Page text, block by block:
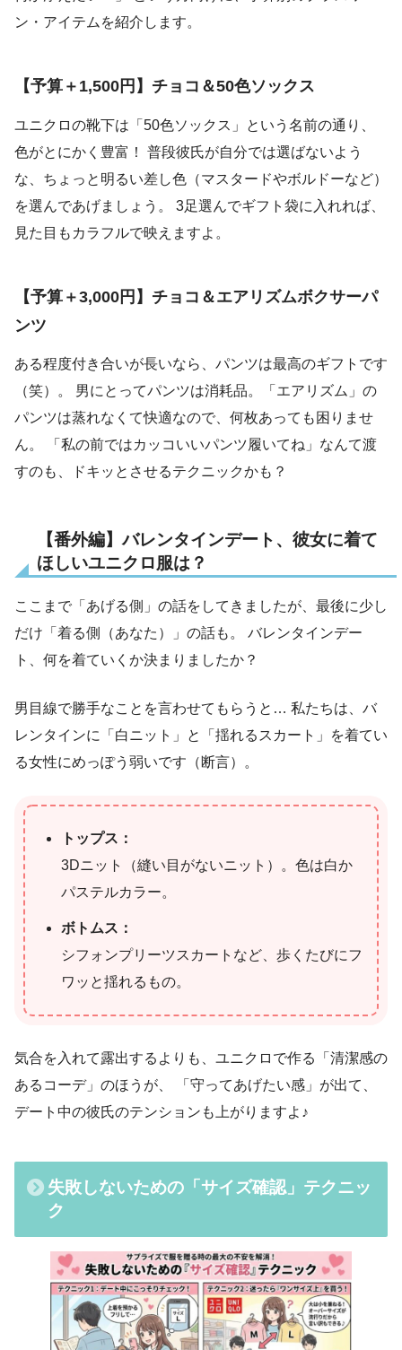
ン・アイテムを紹介します。
【予算＋1,500円】チョコ＆50色ソックス
ユニクロの靴下は「50色ソックス」という名前の通り、
色がとにかく豊富！ 普段彼氏が自分では選ばないよう
な、ちょっと明るい差し色（マスタードやボルドーなど）
を選んであげましょう。 3足選んでギフト袋に入れれば、
見た目もカラフルで映えますよ。
【予算＋3,000円】チョコ＆エアリズムボクサーパ
ンツ
ある程度付き合いが長いなら、パンツは最高のギフトです
（笑）。 男にとってパンツは消耗品。「エアリズム」の
パンツは蒸れなくて快適なので、何枚あっても困りませ
ん。 「私の前ではカッコいいパンツ履いてね」なんて渡
すのも、ドキッとさせるテクニックかも？
【番外編】バレンタインデート、彼女に着て
ほしいユニクロ服は？
ここまで「あげる側」の話をしてきましたが、最後に少し
だけ「着る側（あなた）」の話も。 バレンタインデー
ト、何を着ていくか決まりましたか？
男目線で勝手なことを言わせてもらうと… 私たちは、バ
レンタインに「白ニット」と「揺れるスカート」を着てい
る女性にめっぽう弱いです（断言）。
トップス：
3Dニット（縫い目がないニット）。色は白か
パステルカラー。
ボトムス：
シフォンプリーツスカートなど、歩くたびにフ
ワッと揺れるもの。
気合を入れて露出するよりも、ユニクロで作る「清潔感の
あるコーデ」のほうが、 「守ってあげたい感」が出て、
デート中の彼氏のテンションも上がりますよ♪
失敗しないための「サイズ確認」テクニッ
ク